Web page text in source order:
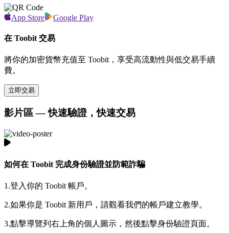
App Store Google Play
在 Toobit 交易
將你的加密貨幣充值至 Toobit，享受高流動性與低交易手續
費。
立即交易
影片區 — 快速驗證，快速交易
如何在 Toobit 完成身份驗證並防範詐騙
1.登入你的 Toobit 帳戶。
2.如果你是 Toobit 新用戶，請觀看我們的帳戶建立教學。
3.點擊導覽列右上角的個人圖示，然後點擊身份驗證頁面。